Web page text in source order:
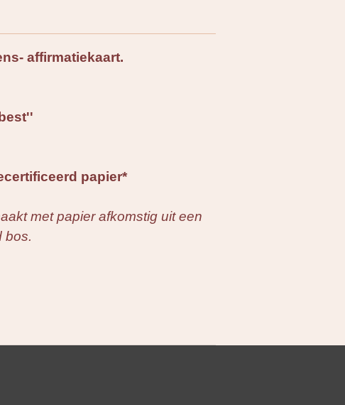
affirmatiekaart.
papier*
met papier afkomstig uit een
bos.